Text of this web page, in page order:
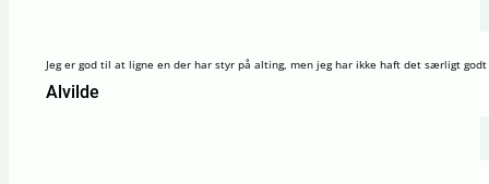
Jeg er god til at ligne en der har styr på alting, men jeg har ikke haft det særligt
Alvilde